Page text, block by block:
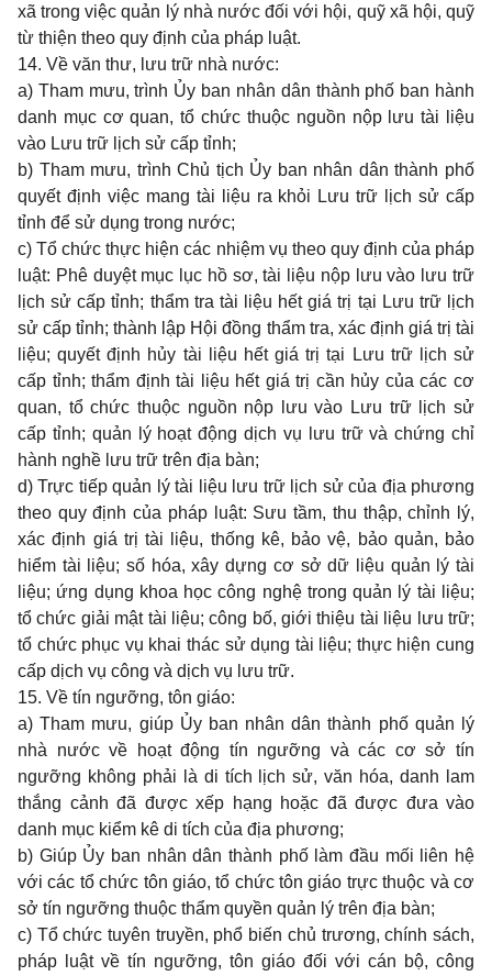
xã trong việc quản lý nhà nước đối với hội, quỹ xã hội, quỹ
từ thiện theo quy định của pháp luật.
14. Về văn thư, lưu trữ nhà nước:
a) Tham mưu, trình Ủy ban nhân dân thành phố ban hành
danh mục cơ quan, tổ chức thuộc nguồn nộp lưu tài liệu
vào Lưu trữ lịch sử cấp tỉnh;
b) Tham mưu, trình Chủ tịch Ủy ban nhân dân thành phố
quyết định việc mang tài liệu ra khỏi Lưu trữ lịch sử cấp
tỉnh để sử dụng trong nước;
c) Tổ chức thực hiện các nhiệm vụ theo quy định của pháp
luật: Phê duyệt mục lục hồ sơ, tài liệu nộp lưu vào lưu trữ
lịch sử cấp tỉnh; thẩm tra tài liệu hết giá trị tại Lưu trữ lịch
sử cấp tỉnh; thành lập Hội đồng thẩm tra, xác định giá trị tài
liệu; quyết định hủy tài liệu hết giá trị tại Lưu trữ lịch sử
cấp tỉnh; thẩm định tài liệu hết giá trị cần hủy của các cơ
quan, tổ chức thuộc nguồn nộp lưu vào Lưu trữ lịch sử
cấp tỉnh; quản lý hoạt động dịch vụ lưu trữ và chứng chỉ
hành nghề lưu trữ trên địa bàn;
d) Trực tiếp quản lý tài liệu lưu trữ lịch sử của địa phương
theo quy định của pháp luật: Sưu tầm, thu thập, chỉnh lý,
xác định giá trị tài liệu, thống kê, bảo vệ, bảo quản, bảo
hiểm tài liệu; số hóa, xây dựng cơ sở dữ liệu quản lý tài
liệu; ứng dụng khoa học công nghệ trong quản lý tài liệu;
tổ chức giải mật tài liệu; công bố, giới thiệu tài liệu lưu trữ;
tổ chức phục vụ khai thác sử dụng tài liệu; thực hiện cung
cấp dịch vụ công và dịch vụ lưu trữ.
15. Về tín ngưỡng, tôn giáo:
a) Tham mưu, giúp Ủy ban nhân dân thành phố quản lý
nhà nước về hoạt động tín ngưỡng và các cơ sở tín
ngưỡng không phải là di tích lịch sử, văn hóa, danh lam
thắng cảnh đã được xếp hạng hoặc đã được đưa vào
danh mục kiểm kê di tích của địa phương;
b) Giúp Ủy ban nhân dân thành phố làm đầu mối liên hệ
với các tổ chức tôn giáo, tổ chức tôn giáo trực thuộc và cơ
sở tín ngưỡng thuộc thẩm quyền quản lý trên địa bàn;
c) Tổ chức tuyên truyền, phổ biến chủ trương, chính sách,
pháp luật về tín ngưỡng, tôn giáo đối với cán bộ, công